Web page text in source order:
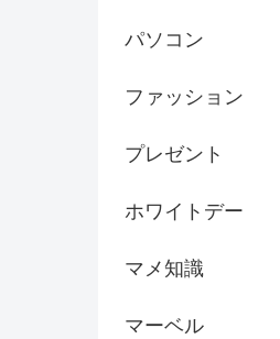
パソコン
ファッション
プレゼント
ホワイトデー
マメ知識
マーベル